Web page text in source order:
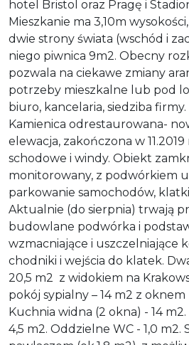
hotel Bristol oraz Pragę i
Mieszkanie ma 3,10m
dwie strony świata (wschód i
niego piwnica 9m2. Obecny
pozwala na ciekawe zmiany
potrzeby mieszkalne lub pod
biuro, kancelaria, siedziba firmy.
Kamienica odrestaurowana-
elewacja, zakończona w
schodowe i windy. Obiekt
monitorowany, z podwórkiem
parkowanie samochodów,
Aktualnie (do sierpnia) trwają
budowlane podwórka i
wzmacniające i
chodniki i wejścia do klatek.
20,5 m2 z widokiem na
pokój sypialny – 14 m2 z
Kuchnia widna (2 okna) - 14
4,5 m2. Oddzielne WC - 1,0 m2.